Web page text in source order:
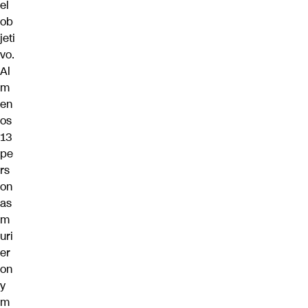
el
ob
jeti
vo.
Al
m
en
os
13
pe
rs
on
as
m
uri
er
on
y
m